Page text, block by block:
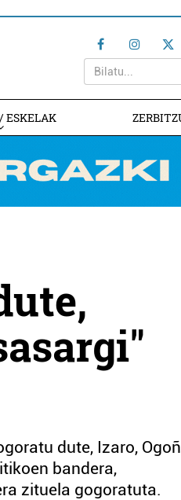
ESKELAK
dute, Izaro,
bandera,
zituela gogoratuta.